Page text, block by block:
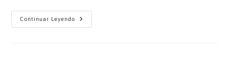
Continuar Leyendo
SUPERFICIES
CON